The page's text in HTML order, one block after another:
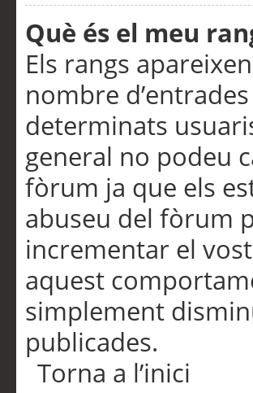
Què és el meu
Els rangs
nombre
determinats
general no podeu
fòrum ja que els
abuseu del fòrum
incrementar el
aquest
simplement
publicades.
Torna a l’inici